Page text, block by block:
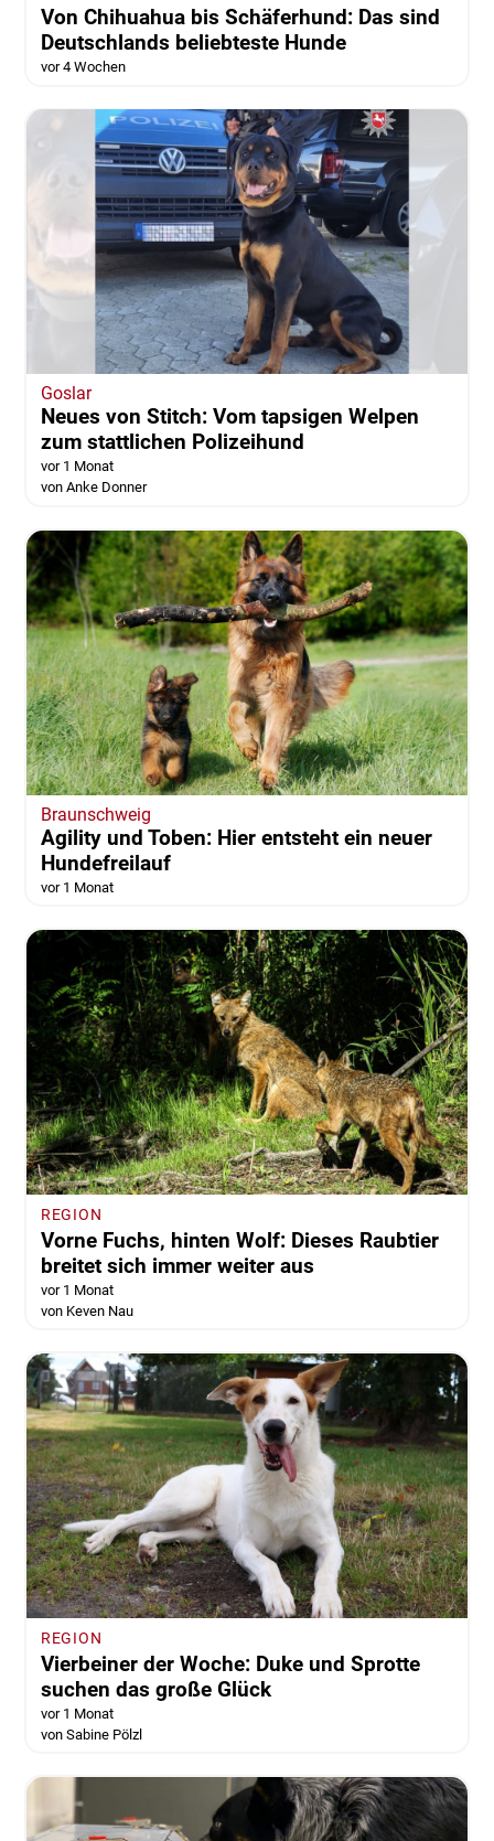
Von Chihuahua bis Schäferhund: Das sind
Deutschlands beliebteste Hunde
vor 4 Wochen
Goslar
Neues von Stitch: Vom tapsigen Welpen
zum stattlichen Polizeihund
vor 1 Monat
von Anke Donner
Braunschweig
Agility und Toben: Hier entsteht ein neuer
Hundefreilauf
vor 1 Monat
REGION
Vorne Fuchs, hinten Wolf: Dieses Raubtier
breitet sich immer weiter aus
vor 1 Monat
von Keven Nau
REGION
Vierbeiner der Woche: Duke und Sprotte
suchen das große Glück
vor 1 Monat
von Sabine Pölzl